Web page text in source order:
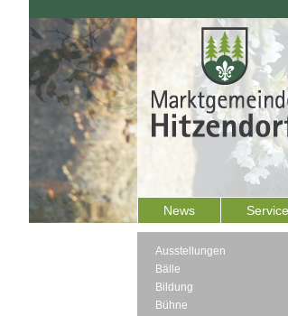
News Service
Ausstellungen
Bälle
Bildung
Bühne